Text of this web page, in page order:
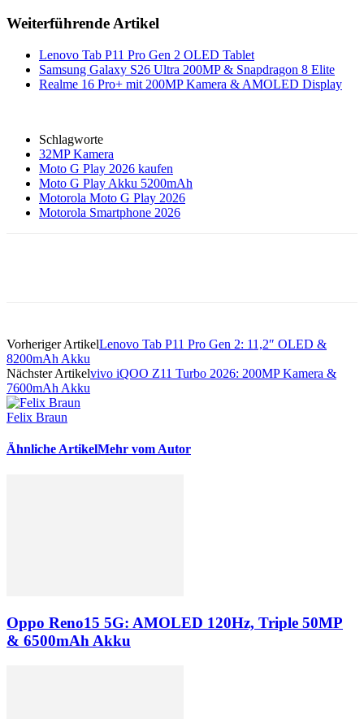
Weiterführende Artikel
Lenovo Tab P11 Pro Gen 2 OLED Tablet
Samsung Galaxy S26 Ultra 200MP & Snapdragon 8 Elite
Realme 16 Pro+ mit 200MP Kamera & AMOLED Display
Schlagworte
32MP Kamera
Moto G Play 2026 kaufen
Moto G Play Akku 5200mAh
Motorola Moto G Play 2026
Motorola Smartphone 2026
Vorheriger ArtikelLenovo Tab P11 Pro Gen 2: 11,2″ OLED &
8200mAh Akku
Nächster Artikelvivo iQOO Z11 Turbo 2026: 200MP Kamera &
7600mAh Akku
Felix Braun
Ähnliche ArtikelMehr vom Autor
Oppo Reno15 5G: AMOLED 120Hz, Triple 50MP
& 6500mAh Akku